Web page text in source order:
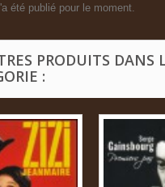
été publié pour le moment.
PRODUITS DANS
: